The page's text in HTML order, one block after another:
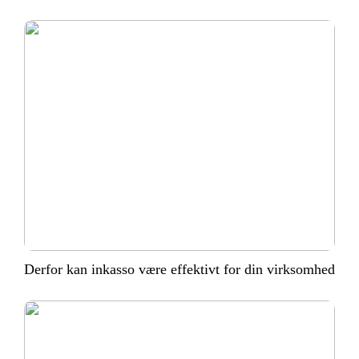
Derfor kan inkasso være effektivt for din virksomhed